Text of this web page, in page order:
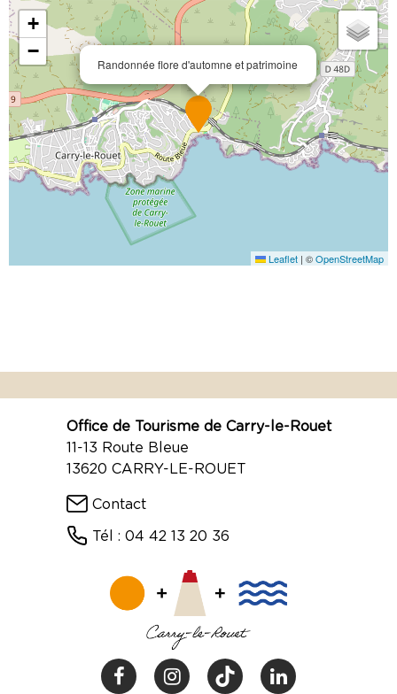
Randonnée flore d'automne et patrimoine
+
−
Leaflet | ©OpenStreetMap
Office de Tourisme de Carry-le-Rouet
11-13 Route Bleue
13620 CARRY-LE-ROUET
Contact
Tél : 04 42 13 20 36